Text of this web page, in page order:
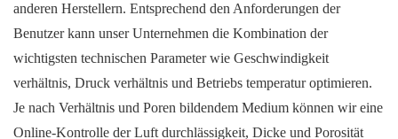
anderen Herstellern. Entsprechend den Anforderungen der
Benutzer kann unser Unternehmen die Kombination der
wichtigsten technischen Parameter wie Geschwindigkeit
verhältnis, Druck verhältnis und Betriebs temperatur optimieren.
Je nach Verhältnis und Poren bildendem Medium können wir eine
Online-Kontrolle der Luft durchlässigkeit, Dicke und Porosität